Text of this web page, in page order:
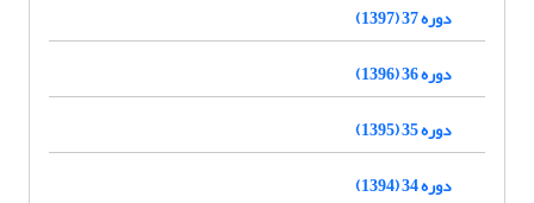
دوره 37 (1397)
دوره 36 (1396)
دوره 35 (1395)
دوره 34 (1394)